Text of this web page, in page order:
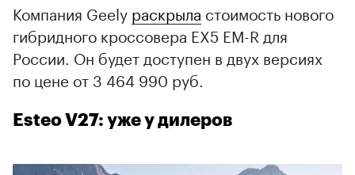
Компания Geely раскрыла стоимость нового
гибридного кроссовера EX5 EM-R для
России. Он будет доступен в двух версиях
по цене от 3 464 990 руб.
Esteo V27: уже у дилеров